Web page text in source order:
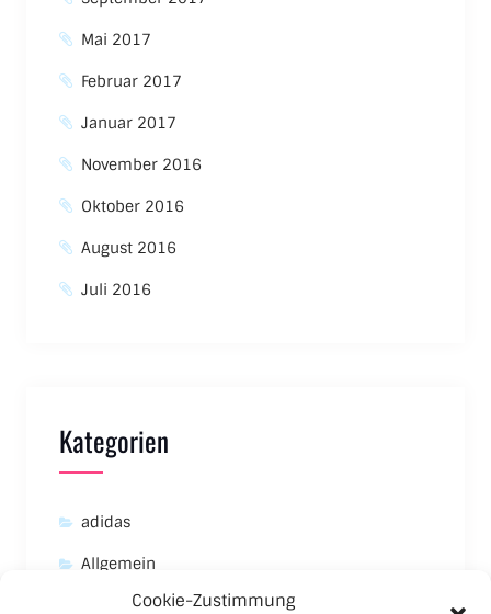
Cookie-Zustimmung
Mai 2017
Februar 2017
Januar 2017
November 2016
Oktober 2016
August 2016
Juli 2016
Kategorien
adidas
Allgemein